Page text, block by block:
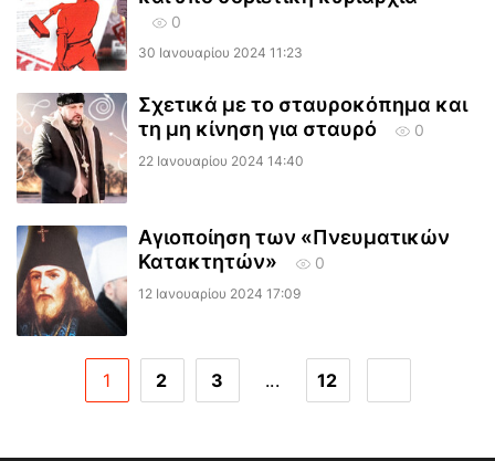
0
30 Ιανουαρίου 2024 11:23
Σχετικά με το σταυροκόπημα και
τη μη κίνηση για σταυρό
0
22 Ιανουαρίου 2024 14:40
Αγιοποίηση των «Πνευματικών
Κατακτητών»
0
12 Ιανουαρίου 2024 17:09
1 2 3 ... 12